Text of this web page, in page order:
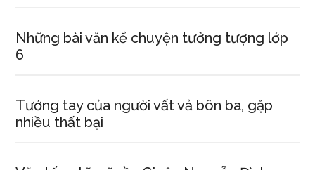
Những bài văn kể chuyện tưởng tượng lớp
6
Tướng tay của người vất vả bôn ba, gặp
nhiều thất bại